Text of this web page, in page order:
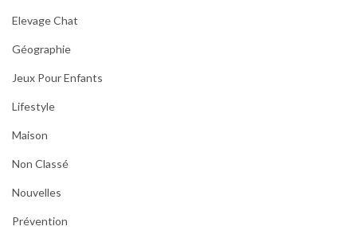
Elevage Chat
Géographie
Jeux Pour Enfants
Lifestyle
Maison
Non Classé
Nouvelles
Prévention